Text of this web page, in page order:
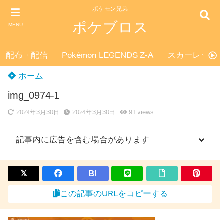
MENU
ポケモン兄弟
ポケブロス
配布・配信 Pokémon LEGENDS Z-A スカーレッ
ホーム
img_0974-1
2024年3月30日 2024年3月30日 91views
記事内に広告を含む場合があります
B!
この記事のURLをコピーする